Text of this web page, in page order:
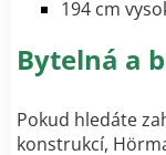
194 cm
Bytelná a
Pokud hledáte
konstrukcí,